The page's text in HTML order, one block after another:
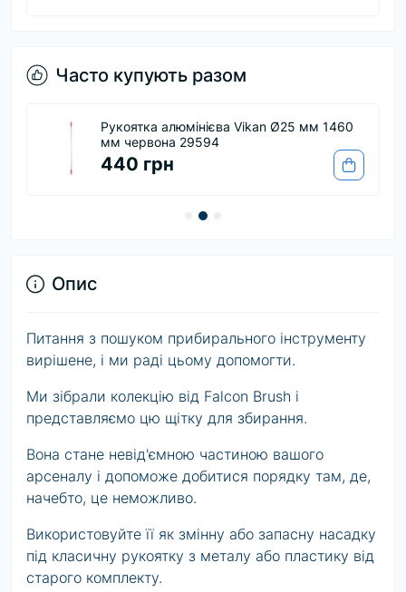
Часто купують разом
Рукоятка алюмінієва Vikan Ø25 мм 1460
мм червона 29594
440 грн
Опис
Питання з пошуком прибирального інструменту
вирішене, і ми раді цьому допомогти.
Ми зібрали колекцію від Falcon Brush і
представляємо цю щітку для збирання.
Вона стане невід'ємною частиною вашого
арсеналу і допоможе добитися порядку там, де,
начебто, це неможливо.
Використовуйте її як змінну або запасну насадку
під класичну рукоятку з металу або пластику від
старого комплекту.